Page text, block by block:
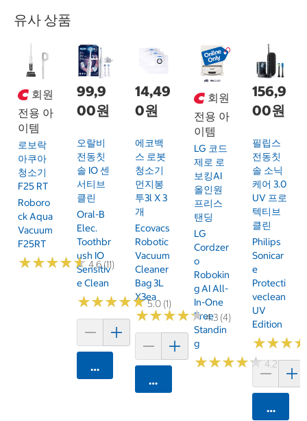
유사 상품
회원
전용 아
이템
로보락
아쿠아
청소기
F25 RT
Roboro
Ck Aqua
Vacuum
F25RT
★★★★★
★★★★★4.6 (11)
99,9
00원
오랄비
전동칫
솔 IO 센
서티브
클린
Oral-B
Elec.
Toothbr
Ush IO
Sensitiv
E Clean
★★★★★
★★★★★5.0 (1)
카트에 담기
14,49
0원
에코백
스 로봇
청소기
먼지봉
투3l X 3
개
Ecovacs
Robotic
Vacuum
Cleaner
Bag 3L
X3ea
★★★★★
★★★★★4.3 (4)
카트에 담기
회원
전용 아
이템
LG 코드
제로 로
보킹AI
올인원
프리스
탠딩
LG
Cordzer
O
Robokin
G AI All-
In-One
Free
Standin
G
★★★★★
★★★★★4.2 (13)
156,9
00원
필립스
전동칫
솔 소닉
케어 3.0
UV 프로
텍티브
클린
Philips
Sonicar
E
Protecti
Veclean
UV
Edition
★★★
★★★
카트에